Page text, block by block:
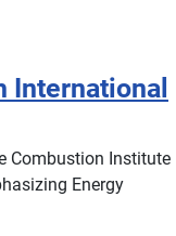
International
Combustion Institute
Energy